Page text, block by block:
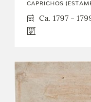
CAPRICHOS
Ca. 1797 -